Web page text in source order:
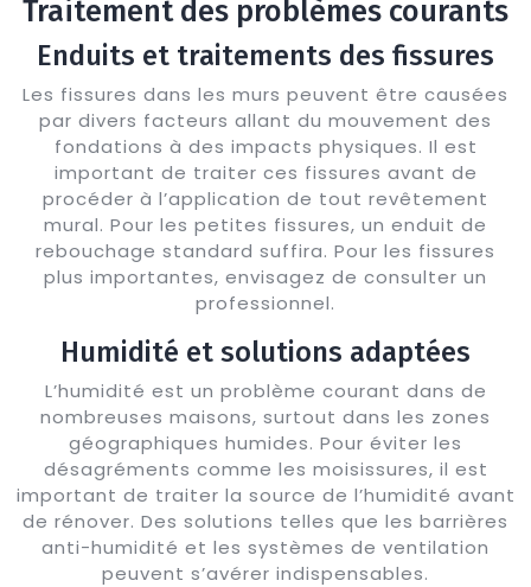
Traitement des problèmes courants
Enduits et traitements des fissures
Les fissures dans les murs peuvent être causées
par divers facteurs allant du mouvement des
fondations à des impacts physiques. Il est
important de traiter ces fissures avant de
procéder à l’application de tout revêtement
mural. Pour les petites fissures, un enduit de
rebouchage standard suffira. Pour les fissures
plus importantes, envisagez de consulter un
professionnel.
Humidité et solutions adaptées
L’humidité est un problème courant dans de
nombreuses maisons, surtout dans les zones
géographiques humides. Pour éviter les
désagréments comme les moisissures, il est
important de traiter la source de l’humidité avant
de rénover. Des solutions telles que les barrières
anti-humidité et les systèmes de ventilation
peuvent s’avérer indispensables.